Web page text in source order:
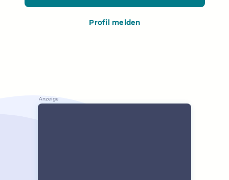
Profil melden